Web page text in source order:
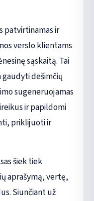
patvirtinamas ir
verslo klientams
sąskaitą. Tai
dešimčių
sugeneruojamas
ir papildomi
priklijuoti ir
šiek tiek
aprašymą, vertę,
Siunčiant už